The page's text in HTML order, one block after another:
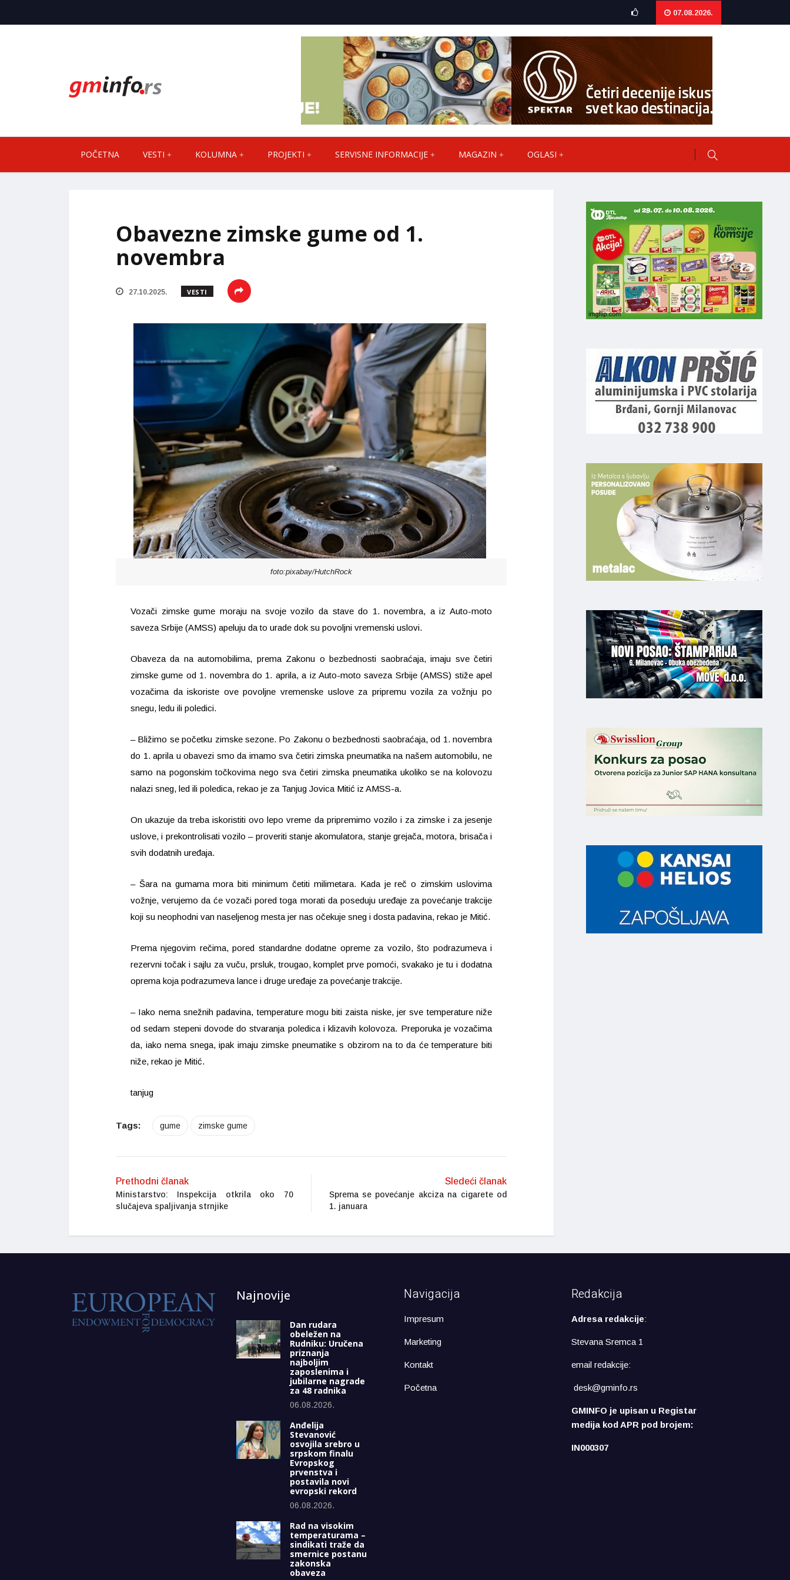
07.08.2026.
POČETNA VESTI KOLUMNA PROJEKTI SERVISNE INFORMACIJE MAGAZIN OGLASI
Obavezne zimske gume od 1.
novembra
27.10.2025. VESTI
foto:pixabay/HutchRock
Vozači zimske gume moraju na svoje vozilo da stave do 1. novembra, a iz Auto-moto
saveza Srbije (AMSS) apeluju da to urade dok su povoljni vremenski uslovi.
Obaveza da na automobilima, prema Zakonu o bezbednosti saobraćaja, imaju sve četiri
zimske gume od 1. novembra do 1. aprila, a iz Auto-moto saveza Srbije (AMSS) stiže apel
vozačima da iskoriste ove povoljne vremenske uslove za pripremu vozila za vožnju po
snegu, ledu ili poledici.
– Bližimo se početku zimske sezone. Po Zakonu o bezbednosti saobraćaja, od 1. novembra
do 1. aprila u obavezi smo da imamo sva četiri zimska pneumatika na našem automobilu, ne
samo na pogonskim točkovima nego sva četiri zimska pneumatika ukoliko se na kolovozu
nalazi sneg, led ili poledica, rekao je za Tanjug Jovica Mitić iz AMSS-a.
On ukazuje da treba iskoristiti ovo lepo vreme da pripremimo vozilo i za zimske i za jesenje
uslove, i prekontrolisati vozilo – proveriti stanje akomulatora, stanje grejača, motora, brisača i
svih dodatnih uređaja.
– Šara na gumama mora biti minimum četiti milimetara. Kada je reč o zimskim uslovima
vožnje, verujemo da će vozači pored toga morati da poseduju uređaje za povećanje trakcije
koji su neophodni van naseljenog mesta jer nas očekuje sneg i dosta padavina, rekao je Mitić.
Prema njegovim rečima, pored standardne dodatne opreme za vozilo, što podrazumeva i
rezervni točak i sajlu za vuču, prsluk, trougao, komplet prve pomoći, svakako je tu i dodatna
oprema koja podrazumeva lance i druge uređaje za povećanje trakcije.
– Iako nema snežnih padavina, temperature mogu biti zaista niske, jer sve temperature niže
od sedam stepeni dovode do stvaranja poledica i klizavih kolovoza. Preporuka je vozačima
da, iako nema snega, ipak imaju zimske pneumatike s obzirom na to da će temperature biti
niže, rekao je Mitić.
tanjug
Tags: gume zimske gume
Prethodni članak
Ministarstvo: Inspekcija otkrila oko 70
slučajeva spaljivanja strnjike
Sledeći članak
Sprema se povećanje akciza na cigarete od
1. januara
Najnovije
Dan rudara
obeležen na
Rudniku: Uručena
priznanja
najboljim
zaposlenima i
jubilarne nagrade
za 48 radnika
06.08.2026.
Anđelija
Stevanović
osvojila srebro u
srpskom finalu
Evropskog
prvenstva i
postavila novi
evropski rekord
06.08.2026.
Rad na visokim
temperaturama –
sindikati traže da
smernice postanu
zakonska
obaveza
Navigacija
Impresum
Marketing
Kontakt
Početna
Redakcija
Adresa redakcije:
Stevana Sremca 1
email redakcije:
desk@gminfo.rs
GMINFO je upisan u Registar
medija kod APR pod brojem:
IN000307